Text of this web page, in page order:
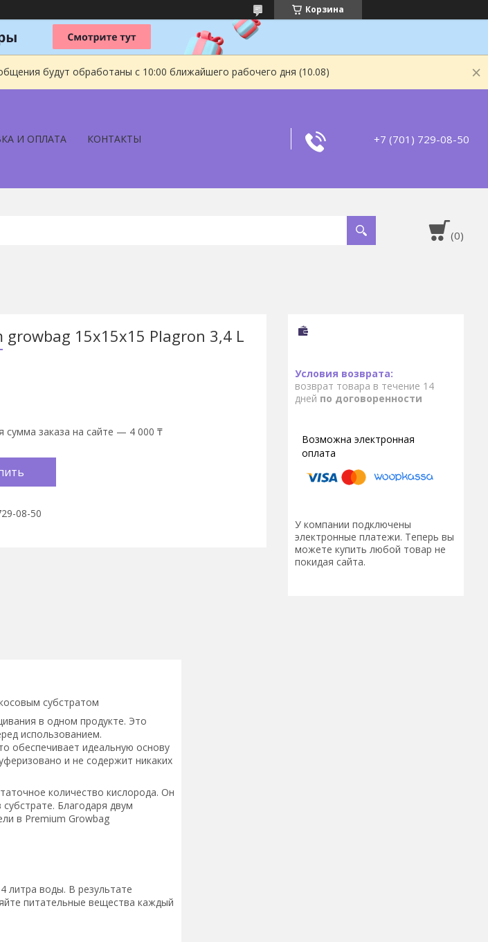
Корзина
будут обработаны с 10:00 ближайшего рабочего дня (10.08)
И ОПЛАТА КОНТАКТЫ +7 (701) 729-08-50
growbag 15x15x15 Plagron 3,4 L
сумма заказа на сайте — 4 000 ₸
08-50
возврат товара в течение 14
дней по договоренности
У компании подключены
электронные платежи. Теперь вы
можете купить любой товар не
покидая сайта.
субстратом
в одном продукте. Это
использованием.
обеспечивает идеальную основу
и не содержит никаких
количество кислорода. Он
Благодаря двум
в Premium Growbag
литра воды. В результате
питательные вещества каждый